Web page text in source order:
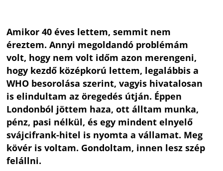
Amikor 40 éves lettem, semmit nem
éreztem. Annyi megoldandó problémám
volt, hogy nem volt időm azon merengeni,
hogy kezdő középkorú lettem, legalábbis a
WHO besorolása szerint, vagyis hivatalosan
is elindultam az öregedés útján. Éppen
Londonból jöttem haza, ott álltam munka,
pénz, pasi nélkül, és egy mindent elnyelő
svájcifrank-hitel is nyomta a vállamat. Meg
kövér is voltam. Gondoltam, innen lesz szép
felállni.